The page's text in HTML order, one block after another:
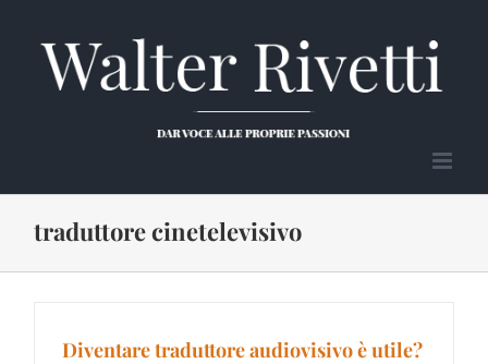
contenuto
traduttore cinetelevisivo
Diventare traduttore audiovisivo è utile?